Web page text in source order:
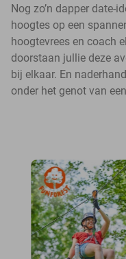
Nog zo’n dapper date-
hoogtes op een
hoogtevrees en coach
doorstaan jullie deze
bij elkaar. En
onder het genot van